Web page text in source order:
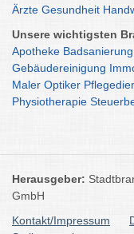
Ärzte Gesundheit
Unsere wichtigsten
Apotheke Badsanierung
Gebäudereinigung
Maler Optiker
Physiotherapie
Herausgeber:
GmbH
Kontakt/Impressum